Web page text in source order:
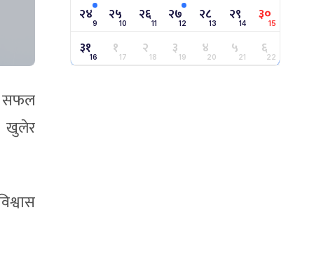
सफल
खुलेर
२४9 २५10 २६11 २७12 २८13 २९14 ३०15
३१16 १17 २18 ३19 ४20 ५21 ६22